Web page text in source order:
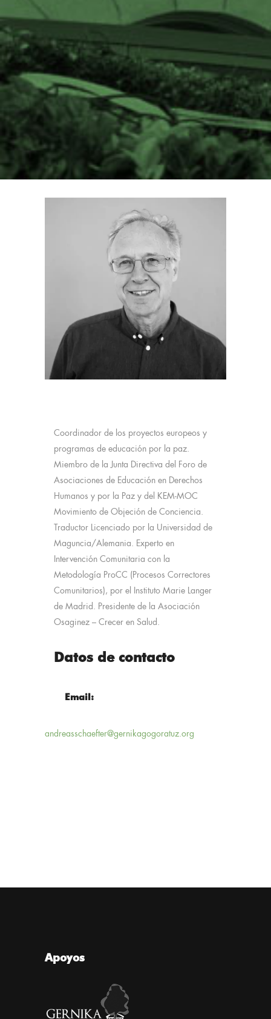
Coordinador de los proyectos europeos y
programas de educación por la paz.
Miembro de la Junta Directiva del Foro de
Asociaciones de Educación en Derechos
Humanos y por la Paz y del KEM-MOC
Movimiento de Objeción de Conciencia.
Traductor Licenciado por la Universidad de
Maguncia/Alemania. Experto en
Intervención Comunitaria con la
Metodología ProCC (Procesos Correctores
Comunitarios), por el Instituto Marie Langer
de Madrid. Presidente de la Asociación
Osaginez – Crecer en Salud.
Datos de contacto
Email:
andreasschaefter@gernikagogoratuz.org
Apoyos